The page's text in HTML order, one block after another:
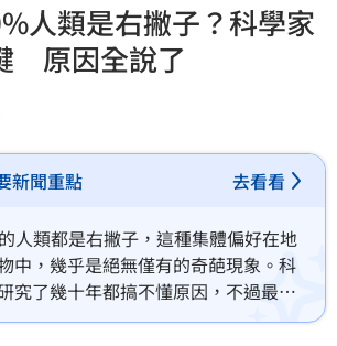
人類是右撇子？科學家
原因全說了
新聞重點 去看看
人類都是右撇子，這種集體偏好在地
中，幾乎是絕無僅有的奇葩現象。科
究了幾十年都搞不懂原因，不過最新
刊的研究終於揭開了這個演化史上的